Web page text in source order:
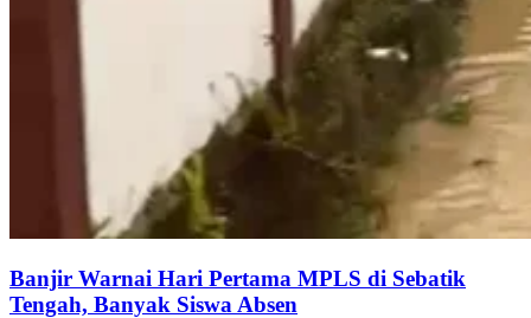
Banjir Warnai Hari Pertama MPLS di Sebatik
Tengah, Banyak Siswa Absen